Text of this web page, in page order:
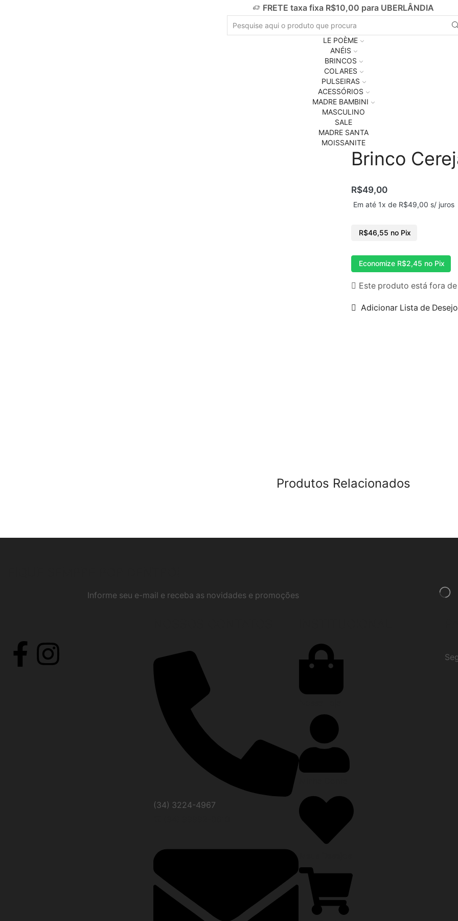
FRETE taxa fixa R$10,00 para UBERLÂNDIA
LE POÈME
ANÉIS
BRINCOS
COLARES
PULSEIRAS
ACESSÓRIOS
MADRE BAMBINI
MASCULINO
SALE
MADRE SANTA
MOISSANITE
Brinco
R$49,00
Em até 1x de R$49,00 s/ juros
R$46,55 no Pix
Economize R$2,45 no Pix
Este produto está fora
Adicionar Lista de
Produtos Relacionados
Informe seu e-mail e receba as novidades e promoções
(34) 3224-4967